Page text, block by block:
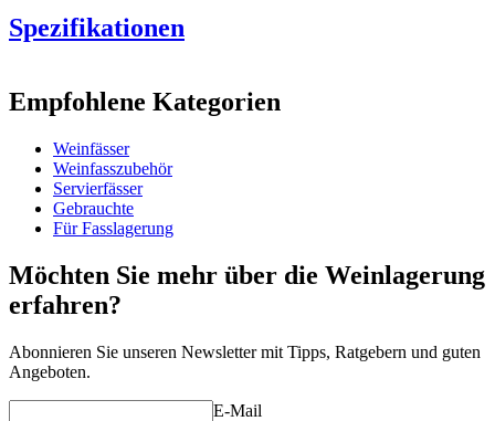
Spezifikationen
ProduktnummerWOB-HM100-MPLUS
Abmessungen (BxHxT cm)
Gewicht (kg)
Empfohlene Kategorien
Weinfässer
Weinfasszubehör
Servierfässer
Gebrauchte
Für Fasslagerung
Möchten Sie mehr über die Weinlagerung
erfahren?
Abonnieren Sie unseren Newsletter mit Tipps, Ratgebern und guten
Angeboten.
E-Mail